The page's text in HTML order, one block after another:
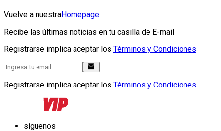
Vuelve a nuestraHomepage
Recibe las últimas noticias en tu casilla de E-mail
Registrarse implica aceptar los Términos y Condiciones
Registrarse implica aceptar los Términos y Condiciones
síguenos